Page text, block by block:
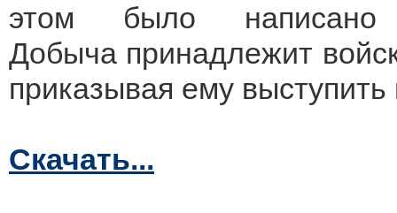
этом было
Добыча принадлежит
приказывая ему
Скачать...